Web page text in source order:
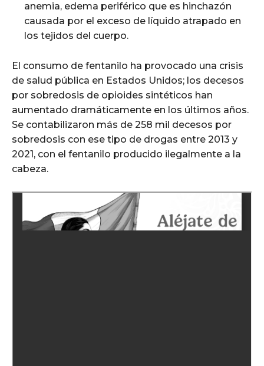
anemia, edema periférico que es hinchazón
causada por el exceso de líquido atrapado en
los tejidos del cuerpo.
El consumo de fentanilo ha provocado una crisis
de salud pública en Estados Unidos; los decesos
por sobredosis de opioides sintéticos han
aumentado dramáticamente en los últimos años.
Se contabilizaron más de 258 mil decesos por
sobredosis con ese tipo de drogas entre 2013 y
2021, con el fentanilo producido ilegalmente a la
cabeza.